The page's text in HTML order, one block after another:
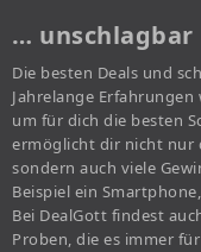
… unschlagbar
Die besten Deals und
Jahrelange
um für dich die besten
ermöglicht dir nicht nur
sondern auch viele
Beispiel ein
Bei DealGott findest
Proben, die es immer